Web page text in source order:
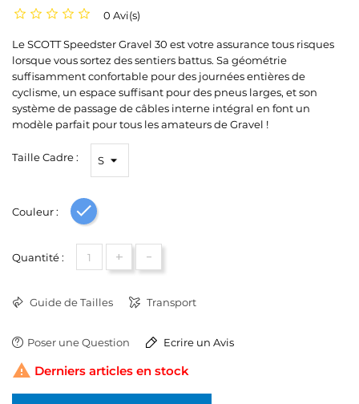
0 Avi(s)
Le SCOTT Speedster Gravel 30 est votre assurance tous risques
lorsque vous sortez des sentiers battus. Sa géométrie
suffisamment confortable pour des journées entières de
cyclisme, un espace suffisant pour des pneus larges, et son
système de passage de câbles interne intégral en font un
modèle parfait pour tous les amateurs de Gravel !
Taille Cadre :
Couleur : Bleu
Quantité : + -
Guide de Tailles Transport
Poser une Question Ecrire un Avis
 Derniers articles en stock